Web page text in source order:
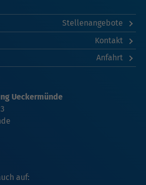
Stellenangebote
Kontakt
Anfahrt
auf:
Ueckermünde